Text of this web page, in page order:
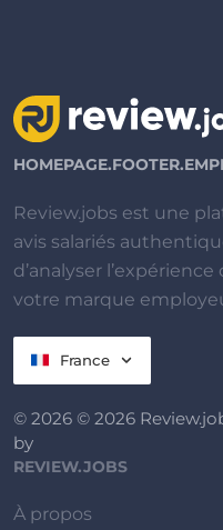
Review.jobs est une
avis salariés
d’analyser
votre marque
France
© 2026 © 2026
by
REVIEW.JOBS
À propos